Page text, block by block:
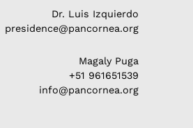
Dr. Luis Izquierdo
presidence@pancornea.org
Magaly Puga
+51 961651539
info@pancornea.org